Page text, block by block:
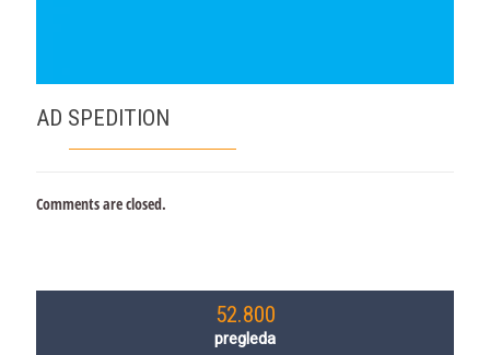
AD SPEDITION
Comments are closed.
52.800
pregleda